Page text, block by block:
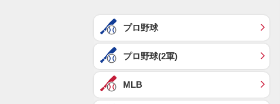
プロ野球
プロ野球(2軍)
MLB